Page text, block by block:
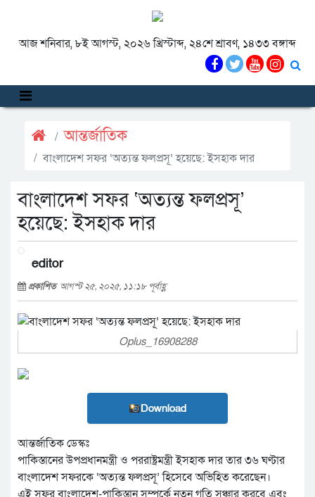
আজ শনিবার, ৮ই আগস্ট, ২০২৬ খ্রিস্টাব্দ, ২৪শে শ্রাবণ, ১৪৩৩ বঙ্গাব্দ
আন্তর্জাতিক
বাংলাদেশ সফর ‘অত্যন্ত ফলপ্রসূ’ হয়েছে: ইসহাক দার
বাংলাদেশ সফর ‘অত্যন্ত ফলপ্রসূ’
হয়েছে: ইসহাক দার
editor
প্রকাশিত আগস্ট ২৫, ২০২৫, ১১:১৮ পূর্বাহ্ণ
Oplus_16908288
Download
আন্তর্জাতিক ডেস্কঃ
পাকিস্তানের উপপ্রধানমন্ত্রী ও পররাষ্ট্রমন্ত্রী ইসহাক দার তার ৩৬ ঘণ্টার
বাংলাদেশ সফরকে ‘অত্যন্ত ফলপ্রসূ’ হিসেবে অভিহিত করেছেন।